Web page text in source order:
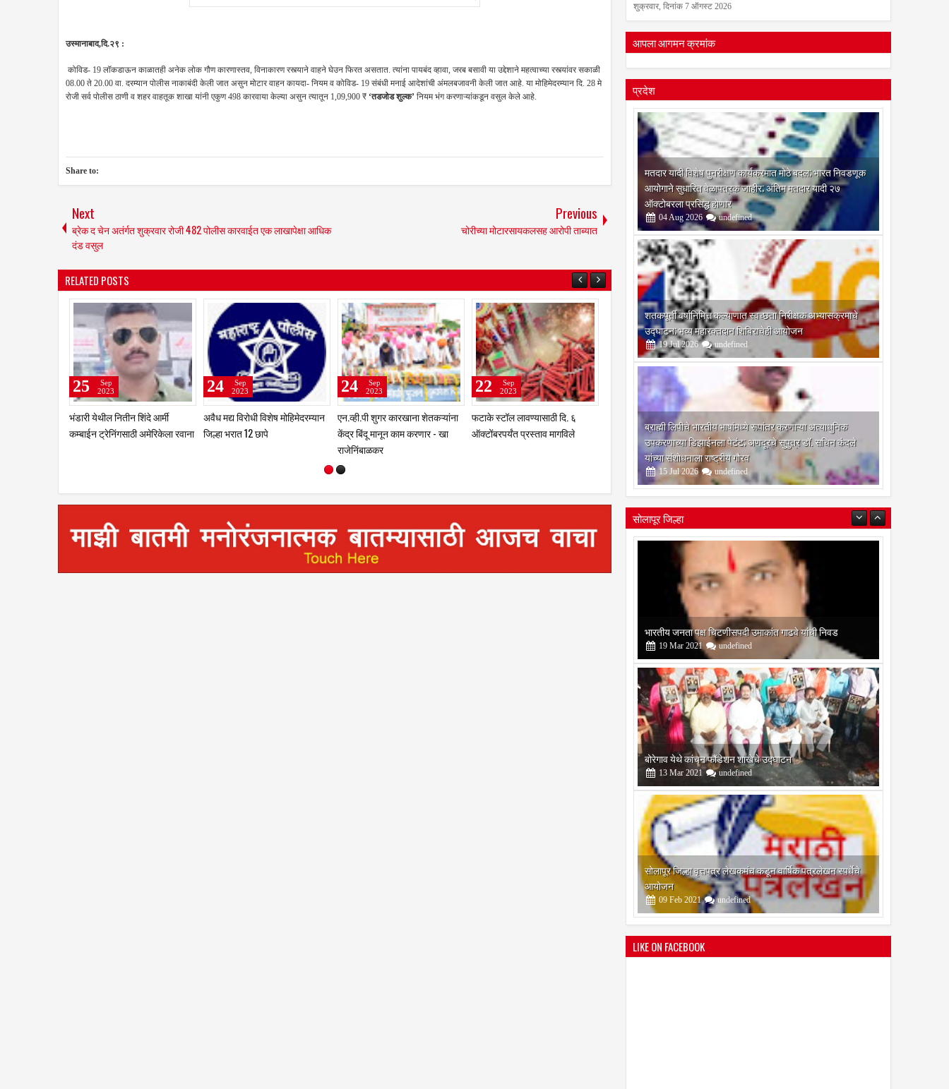
उस्मानाबाद,दि.२९ :
कोविड- 19 लॉकडाऊन काळातही अनेक लोक गौण कारणास्तव, विनाकारण रस्त्याने वाहने घेउन फिरत असतात. त्यांना पायबंद व्हावा, जरब बसावी या उद्देशाने महत्वाच्या रस्त्यांवर सकाळी
08.00 ते 20.00 वा. दरम्यान पोलीस नाकाबंदी केली जात असुन मोटार वाहन कायदा- नियम व कोविड- 19 संबंधी मनाई आदेशांची अंमलबजावनी केली जात आहे. या मोहिमेदरम्यान दि. 28 मे
रोजी सर्व पोलीस ठाणी व शहर वाहतूक शाखा यांनी एकुण 498 कारवाया केल्या असुन त्यातून 1,09,900 ₹ ‘तडजोड शुल्क’ नियम भंग करणाऱ्यांकडून वसुल केले आहे.
Share to:
Next
ब्रेक द चेन अतंर्गत शुक्रवार रोजी 482 पोलीस कारवाईत एक लाखापेक्षा आधिक
दंड वसुल
Previous
चोरीच्या मोटारसायकलसह आरोपी ताब्यात
RELATED POSTS
फटाके स्टॉल लावण्यासाठी दि. ६
ऑक्टोंबरपर्यंत प्रस्ताव मागविले
Sep
2023
धाराशिव : सर्व प्रकल्पातील पाणी हे
केवळ पिण्याकरिता आरक्षित करण्याचे
21
Sep
2023
25 टक्के मर्यादेपर्यंत शेतकऱ्यांना
आगाऊ रक्कम देण्यासाठी
जिल्हाधिकाऱ्यांचे आदेश
21
Sep
2023
भंडारी येथील नितीन शिंदे आर्मी
कम्बाईन ट्रेनिंगसाठी अमेरिकेला रवाना
25
Sep
2023
अवैध मद्य विरोधी विशेष मोहिमेदरम्यान
जिल्हा भरात 12 छापे
24
शुक्रवार, दिनांक 7 ऑगस्ट 2026
आपला आगमन क्रमांक
प्रदेश
मतदार यादी विशेष पुनरीक्षण कार्यक्रमात मोठे बदल; भारत निवडणूक
आयोगाने सुधारित वेळापत्रक जाहीर; अंतिम मतदार यादी २७
ऑक्टोबरला प्रसिद्ध होणार
04 Aug 2026 undefined
शतकपूर्ती वर्षानिमित्त कल्याणात स्वच्छता निरीक्षक अभ्यासक्रमाचे
उद्घाटन; भव्य महारक्तदान शिबिराचेही आयोजन
19 Jul 2026 undefined
ब्राह्मी लिपीचे भारतीय भाषांमध्ये रूपांतर करणाऱ्या अत्याधुनिक
उपकरणाच्या डिझाईनला पेटंट; अणदूरचे सुपुत्र डॉ. सचिन कंदले
यांच्या संशोधनाला राष्ट्रीय गौरव
15 Jul 2026 undefined
सोलापूर जिल्हा
बोरेगाव येथे कांचन फौंडेशन शाखेचे उद्घाटन
13 Mar 2021 undefined
सोलापूर जिल्हा वृत्तपत्र लेखकमंच कडून वार्षिक पत्रलेखन स्पर्धेचे
आयोजन
09 Feb 2021 undefined
श्री मल्लिकार्जुन प्रशालेकडून उमाकांत गाढवे यांचा सत्कार
25 Mar 2021 undefined
LIKE ON FACEBOOK